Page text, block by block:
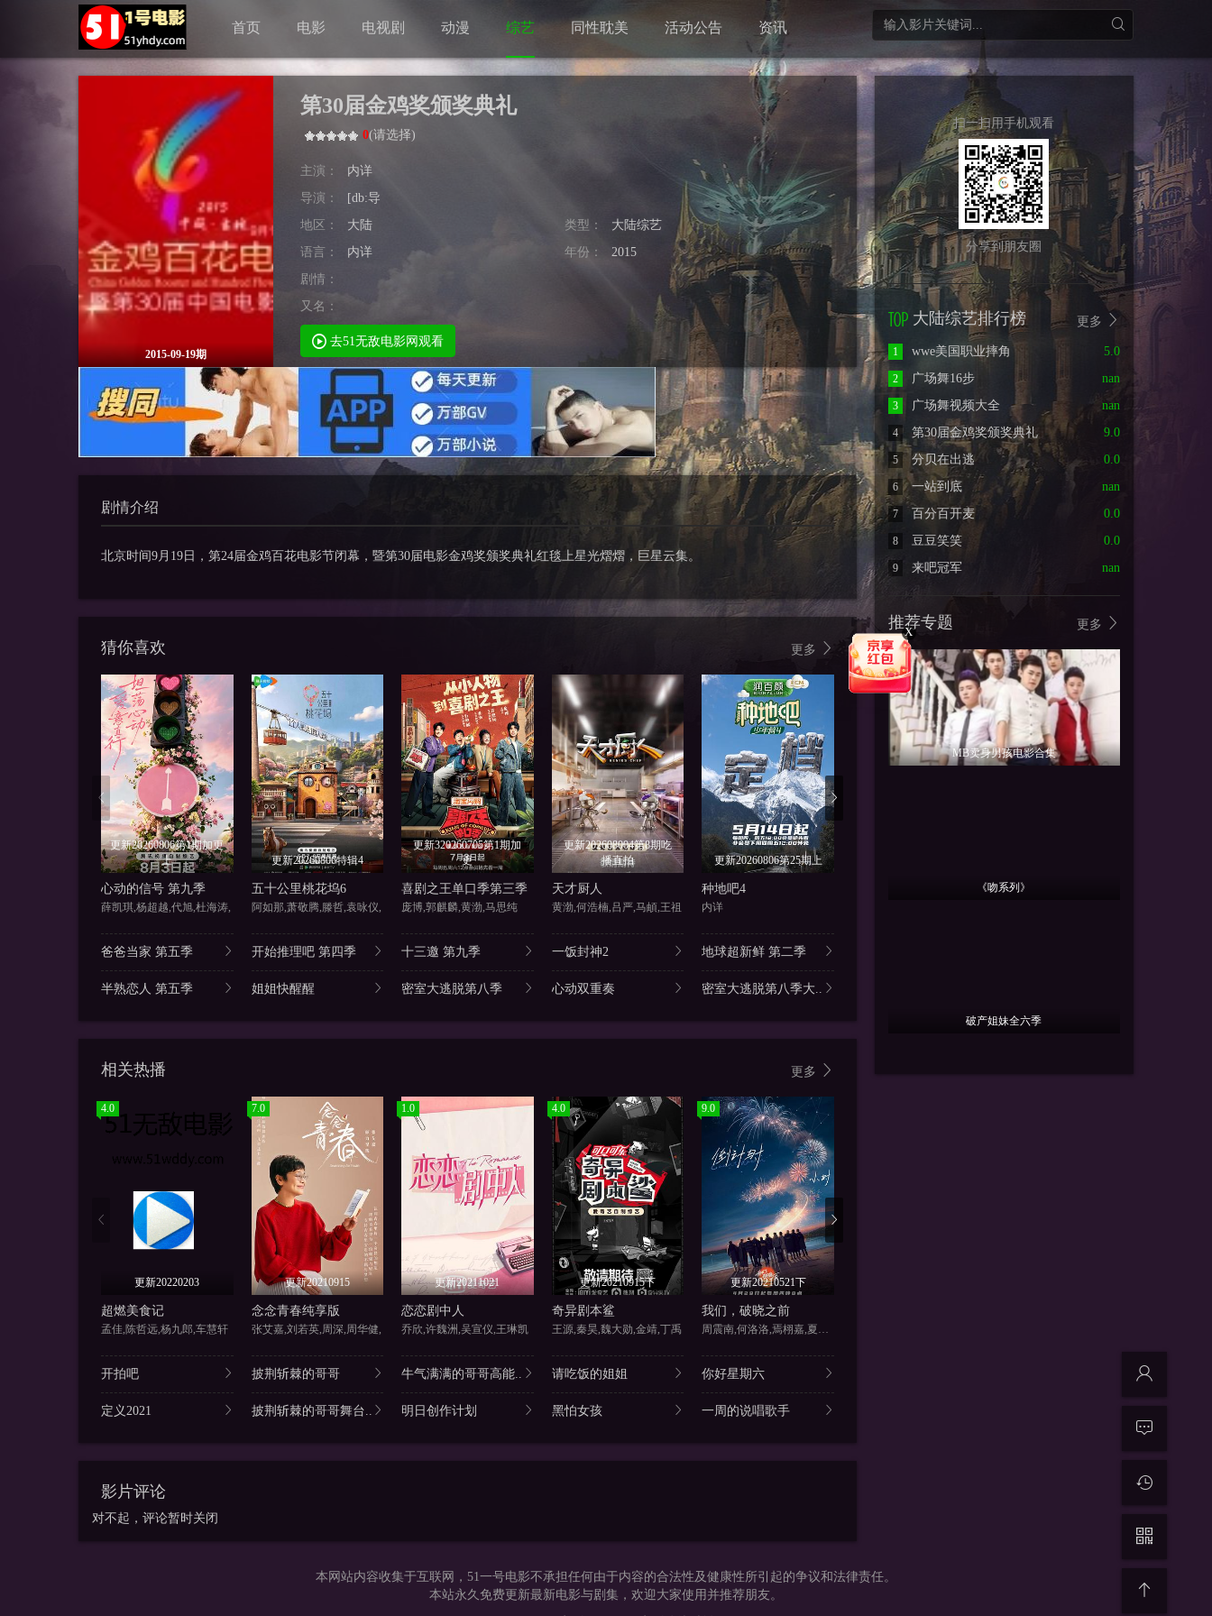
首页 电影 电视剧 动漫 综艺 同性耽美 活动公告 资讯
2015-09-19期
第30届金鸡奖颁奖典礼
0(请选择)
主演：
内详
导演：
[db:导
地区：
大陆 类型：
大陆综艺
语言：
内详 年份：
2015
剧情：
又名：
去51无敌电影网观看
剧情介绍
北京时间9月19日，第24届金鸡百花电影节闭幕，暨第30届电影金鸡奖颁奖典礼红毯上星光熠熠，巨星云集。
更多
猜你喜欢
更新20260806第1期加更
上
心动的信号 第九季
薛凯琪,杨超越,代旭,杜海涛,
更新20260806特辑4
五十公里桃花坞6
阿如那,萧敬腾,滕哲,袁咏仪,
更新320260705第1期加
更
喜剧之王单口季第三季
庞博,郭麒麟,黄渤,马思纯
更新202608004第8期吃
播直拍
天才厨人
黄渤,何浩楠,吕严,马頔,王祖
更新20260806第25期上
种地吧4
内详
喜欢你我也是 第六季
爸爸当家 第五季 开始推理吧 第四季 十三邀 第九季 一饭封神2 地球超新鲜 第二季
半熟恋人 第五季 姐姐快醒醒 密室大逃脱第八季 心动双重奏 密室大逃脱第八季大..
更多
相关热播
4.0
更新20220203
超燃美食记
孟佳,陈哲远,杨九郎,车慧轩
7.0
更新20210915
念念青春纯享版
张艾嘉,刘若英,周深,周华健,
1.0
更新20211021
恋恋剧中人
乔欣,许魏洲,吴宣仪,王琳凯
4.0
更新20210915下
奇异剧本鲨
王源,秦昊,魏大勋,金靖,丁禹
9.0
更新20210521下
我们，破晓之前
周震南,何洛洛,焉栩嘉,夏之光
开拍吧 披荆斩棘的哥哥 牛气满满的哥哥高能.. 请吃饭的姐姐 你好星期六
定义2021 披荆斩棘的哥哥舞台.. 明日创作计划 黑怕女孩 一周的说唱歌手
影片评论
对不起，评论暂时关闭
扫一扫用手机观看
分享到朋友圈
更多
大陆综艺排行榜
5.0
1
wwe美国职业摔角
nan
2
广场舞16步
nan
3
广场舞视频大全
9.0
4
第30届金鸡奖颁奖典礼
0.0
5
分贝在出逃
nan
6
一站到底
0.0
7
百分百开麦
0.0
8
豆豆笑笑
nan
9 来吧冠军
更多
推荐专题
MB卖身男孩电影合集
《吻系列》
破产姐妹全六季
本网站内容收集于互联网，51一号电影不承担任何由于内容的合法性及健康性所引起的争议和法律责任。
本站永久免费更新最新电影与剧集，欢迎大家使用并推荐朋友。
X